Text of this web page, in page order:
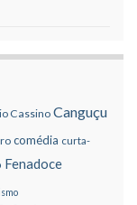
Cassino Canguçu
comédia curta-
Fenadoce